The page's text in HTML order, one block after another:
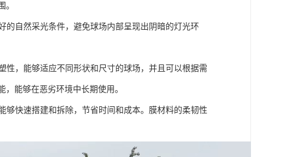
。
的自然采光条件，避免球场内部呈现出阴暗的灯光环
性，能够适应不同形状和尺寸的球场，并且可以根据需
能够在恶劣环境中长期使用。
够快速搭建和拆除，节省时间和成本。膜材料的柔韧性